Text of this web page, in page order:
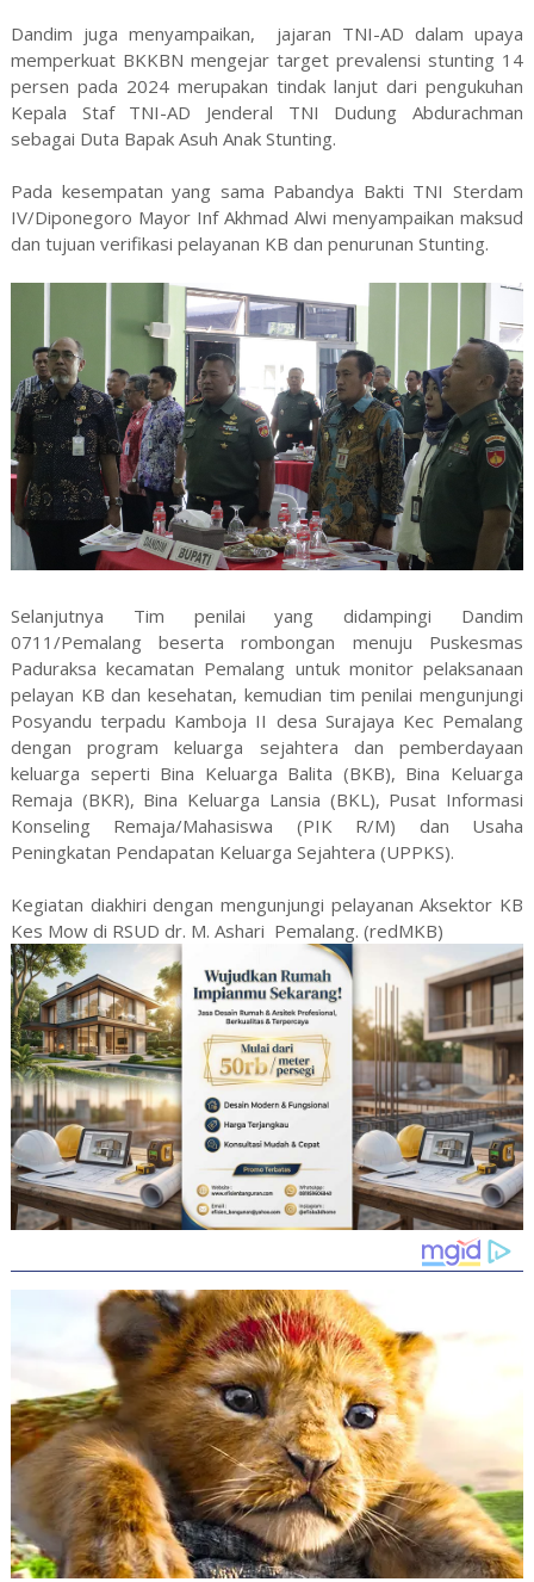
Dandim juga menyampaikan, jajaran TNI-AD dalam upaya
memperkuat BKKBN mengejar target prevalensi stunting 14
persen pada 2024 merupakan tindak lanjut dari pengukuhan
Kepala Staf TNI-AD Jenderal TNI Dudung Abdurachman
sebagai Duta Bapak Asuh Anak Stunting.
Pada kesempatan yang sama Pabandya Bakti TNI Sterdam
IV/Diponegoro Mayor Inf Akhmad Alwi menyampaikan maksud
dan tujuan verifikasi pelayanan KB dan penurunan Stunting.
Selanjutnya Tim penilai yang didampingi Dandim
0711/Pemalang beserta rombongan menuju Puskesmas
Paduraksa kecamatan Pemalang untuk monitor pelaksanaan
pelayan KB dan kesehatan, kemudian tim penilai mengunjungi
Posyandu terpadu Kamboja II desa Surajaya Kec Pemalang
dengan program keluarga sejahtera dan pemberdayaan
keluarga seperti Bina Keluarga Balita (BKB), Bina Keluarga
Remaja (BKR), Bina Keluarga Lansia (BKL), Pusat Informasi
Konseling Remaja/Mahasiswa (PIK R/M) dan Usaha
Peningkatan Pendapatan Keluarga Sejahtera (UPPKS).
Kegiatan diakhiri dengan mengunjungi pelayanan Aksektor KB
Kes Mow di RSUD dr. M. Ashari Pemalang. (redMKB)